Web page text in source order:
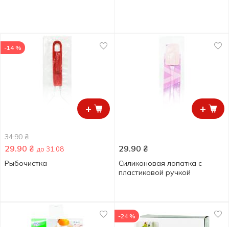
+
-14 %
34.90 ₴
29.90 ₴ до 31.08
Рыбочистка
+
29.90 ₴
Силиконовая лопатка с
пластиковой ручкой
-24 %